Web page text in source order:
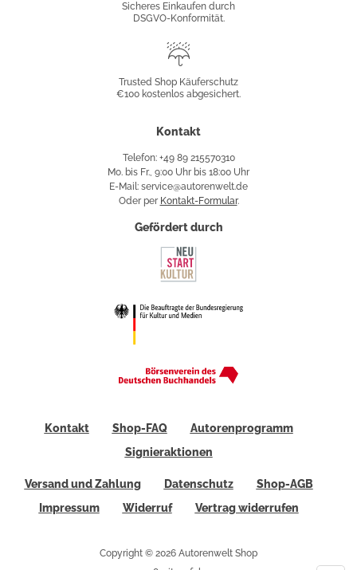
Sicheres Einkaufen durch
DSGVO-Konformität.
Käuferschutz
Trusted Shop Käuferschutz
€100 kostenlos abgesichert.
Kontakt
Telefon: +49 89 215570310
Mo. bis Fr., 9:00 Uhr bis 18:00 Uhr
E-Mail: service@autorenwelt.de
Oder per Kontakt-Formular.
Gefördert durch
Kontakt Shop-FAQ
Autorenprogramm
Signieraktionen
Versand und Zahlung Datenschutz
Shop-AGB
Impressum
Widerruf Vertrag widerrufen
Copyright © 2026 Autorenwelt Shop